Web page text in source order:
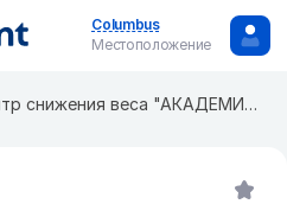
Columbus
Местоположение
Центр снижения веса "АКАДЕМИЯ СТРОЙНОСТИ"